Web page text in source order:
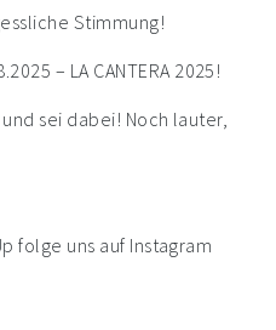
Stimmung!
– LA CANTERA 2025!
sei dabei! Noch lauter,
folge uns auf Instagram